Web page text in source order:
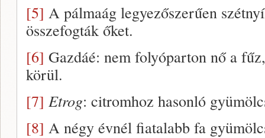
[5] A pálmaág legyezőszerűen
összefogták őket.
[6] Gazdáé: nem folyóparton nő a
körül.
[7] Etrog: citromhoz hasonló
[8] A négy évnél fiatalabb fa